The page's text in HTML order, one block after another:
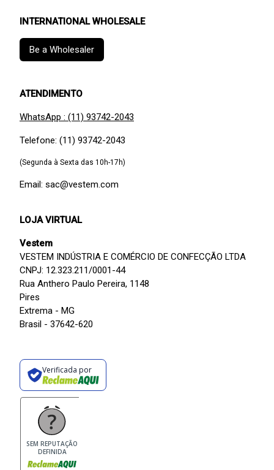
INTERNATIONAL WHOLESALE
Be a Wholesaler
ATENDIMENTO
WhatsApp : (11) 93742-2043
Telefone: (11) 93742-2043
(Segunda à Sexta das 10h-17h)
Email: sac@vestem.com
LOJA VIRTUAL
Vestem
VESTEM INDÚSTRIA E COMÉRCIO DE CONFECÇÃO LTDA
CNPJ: 12.323.211/0001-44
Rua Anthero Paulo Pereira, 1148
Pires
Extrema - MG
Brasil - 37642-620
Verificada por
SEM REPUTAÇÃO
DEFINIDA